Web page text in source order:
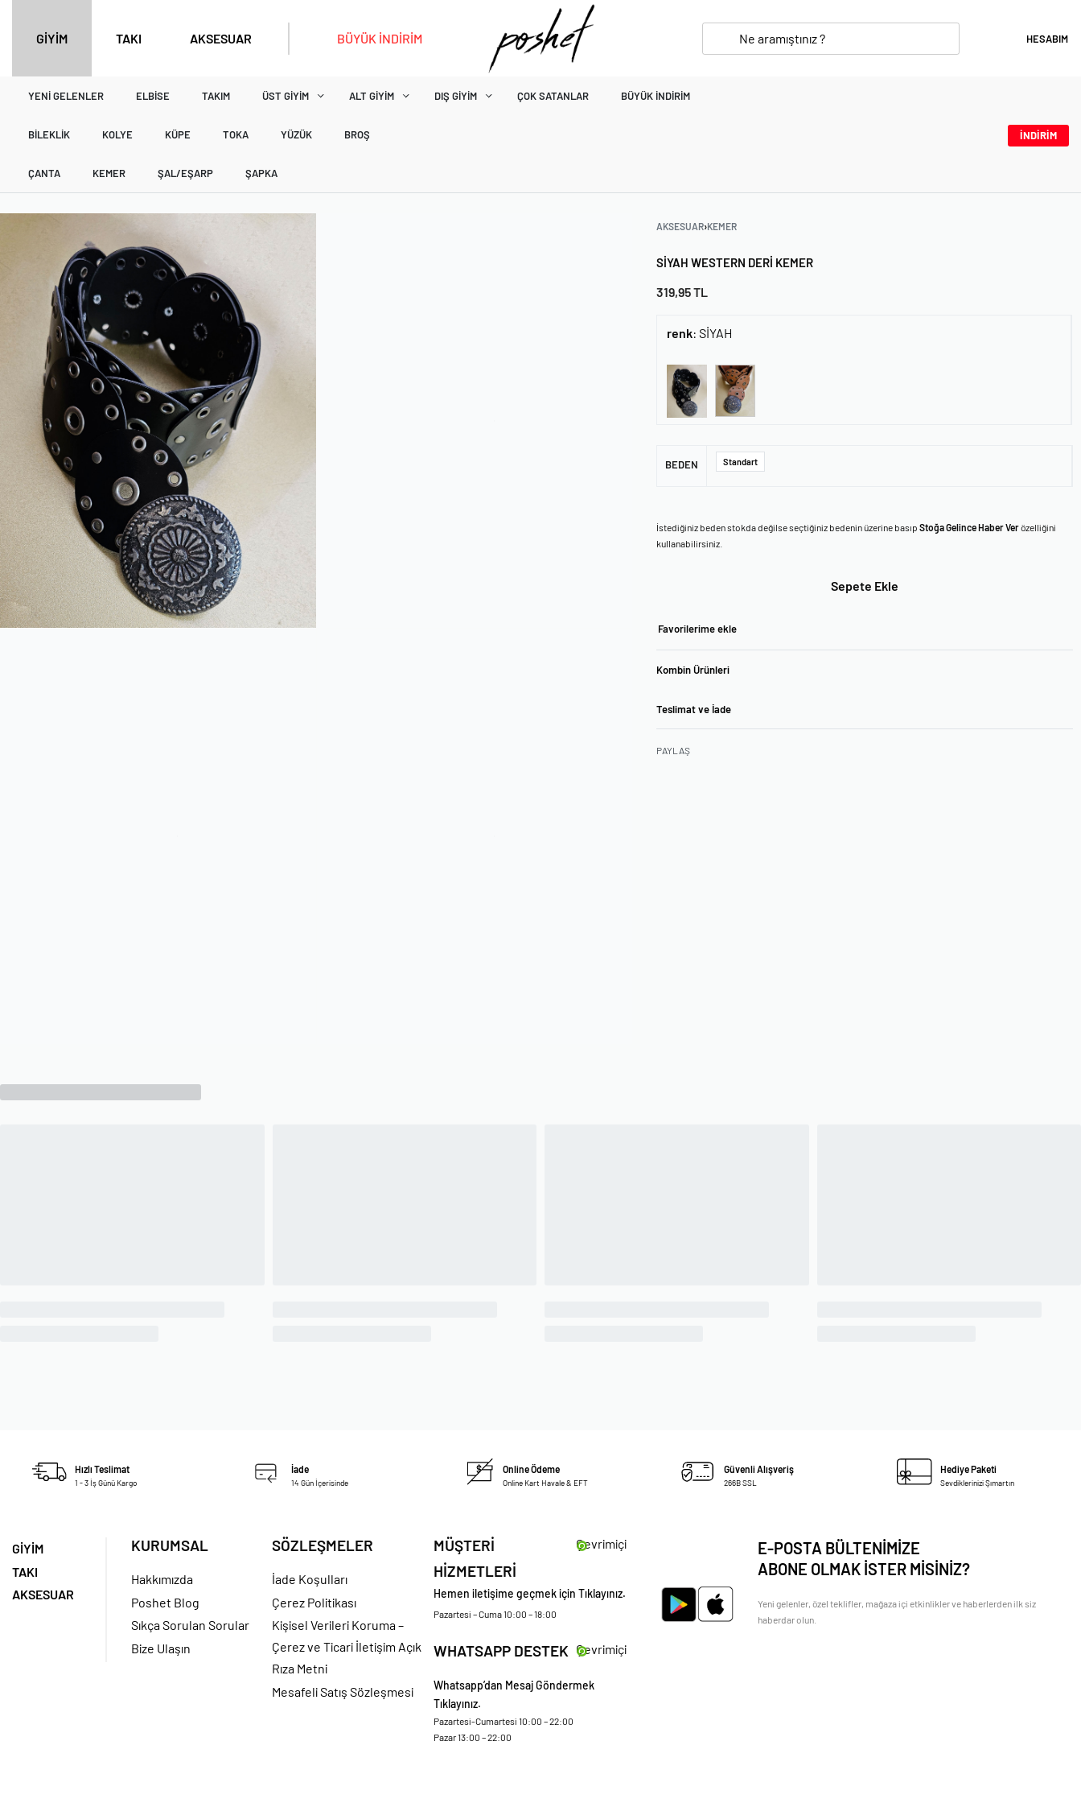
GİYİM TAKI AKSESUAR BÜYÜK İNDİRİM HESABIM
YENI GELENLER ELBISE TAKIM ÜST GIYIM ALT GIYIM DIŞ GIYIM ÇOK SATANLAR BÜYÜK İNDIRIM
BILEKLIK KOLYE KÜPE TOKA YÜZÜK BROŞ
ÇANTA KEMER ŞAL/EŞARP ŞAPKA
İNDİRİM
AKSESUAR›KEMER
SIYAH WESTERN DERI KEMER
319,95TL
renk: SİYAH
BEDEN Standart
İstediğiniz beden stokda değilse seçtiğiniz bedenin üzerine basıpStoğa Gelince Haber Verözelliğini
kullanabilirsiniz.
Sepete Ekle
Favorilerime ekle
Kombin Ürünleri
Teslimat ve İade
PAYLAŞ
Hızlı Teslimat
1 - 3 İş Günü Kargo
İade
14 Gün İçerisinde
Online Ödeme
Online Kart Havale & EFT
Güvenli Alışveriş
266B SSL
Hediye Paketi
Sevdiklerinizi Şımartın
GİYİM
TAKI
AKSESUAR
KURUMSAL
Hakkımızda
Poshet Blog
Sıkça Sorulan Sorular
Bize Ulaşın
SÖZLEŞMELER
İade Koşulları
Çerez Politikası
Kişisel Verileri Koruma –
Çerez ve Ticari İletişim Açık
Rıza Metni
Mesafeli Satış Sözleşmesi
MÜŞTERİ
HİZMETLERİ
Çevrimiçi
Hemen iletişime geçmek için Tıklayınız.
Pazartesi – Cuma 10:00 – 18:00
WHATSAPP DESTEK Çevrimiçi
Whatsapp’dan Mesaj Göndermek
Tıklayınız.
Pazartesi-Cumartesi 10:00 – 22:00
Pazar 13:00 – 22:00
E-POSTA BÜLTENİMİZE
ABONE OLMAK İSTER MİSİNİZ?
Yeni gelenler, özel teklifler, mağaza içi etkinlikler ve haberlerden ilk siz
haberdar olun.